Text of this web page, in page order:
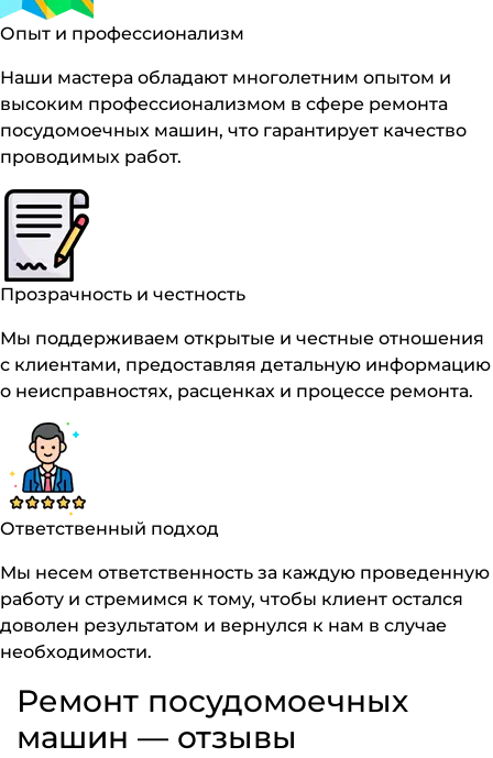
Опыт и профессионализм
Наши мастера обладают многолетним опытом и
высоким профессионализмом в сфере ремонта
посудомоечных машин, что гарантирует качество
проводимых работ.
Прозрачность и честность
Мы поддерживаем открытые и честные отношения
с клиентами, предоставляя детальную информацию
о неисправностях, расценках и процессе ремонта.
Ответственный подход
Мы несем ответственность за каждую проведенную
работу и стремимся к тому, чтобы клиент остался
доволен результатом и вернулся к нам в случае
необходимости.
Ремонт посудомоечных
машин — отзывы